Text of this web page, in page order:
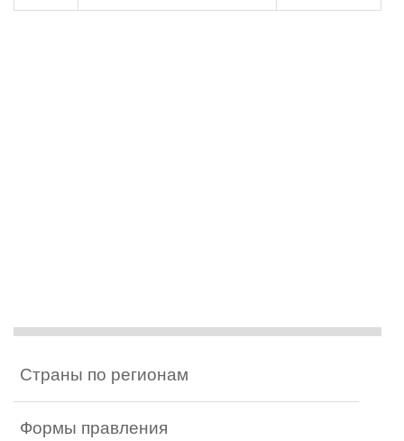
Страны по регионам
Формы правления